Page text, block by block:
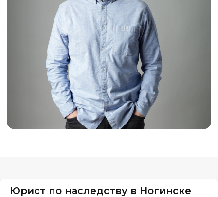
Юрист по наследству в Ногинске